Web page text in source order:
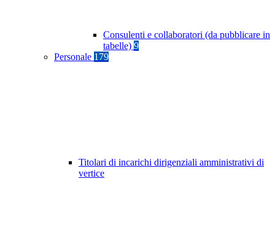
Consulenti e collaboratori (da pubblicare in
tabelle) 9
Personale 179
Titolari di incarichi dirigenziali amministrativi di
vertice